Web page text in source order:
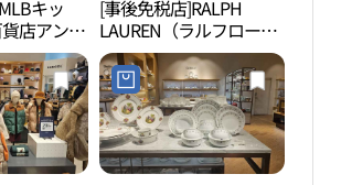
キッ
店アンサ
키즈
점)
[事後免税店]RALPH
LAUREN（ラルフローレ
ン）チルドレン・ロッテ
百貨店アンサン（安山）
店(랄프로렌칠드런 롯데
백화점 안산점)